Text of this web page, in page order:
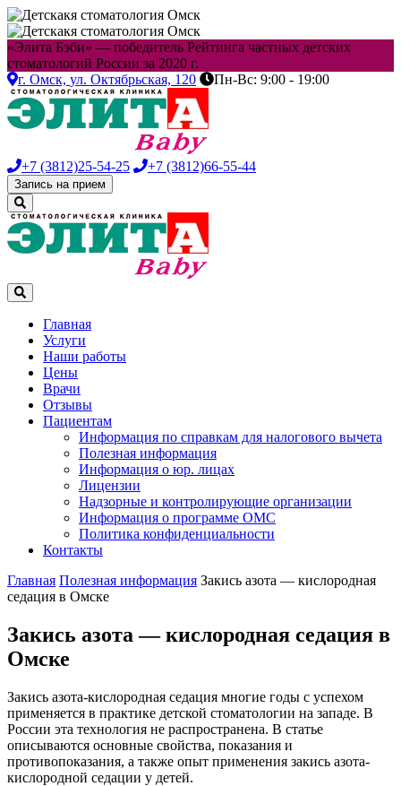
«Элита Бэби» — победитель Рейтинга частных детских
стоматологий России за 2020 г.
г. Омск, ул. Октябрьская, 120 Пн-Вс: 9:00 - 19:00
+7 (3812)25-54-25 +7 (3812)66-55-44
Запись на прием
Главная
Услуги
Наши работы
Цены
Врачи
Отзывы
Пациентам
Информация по справкам для налогового вычета
Полезная информация
Информация о юр. лицах
Лицензии
Надзорные и контролирующие организации
Информация о программе ОМС
Политика конфиденциальности
Контакты
Главная Полезная информация Закись азота — кислородная
седация в Омске
Закись азота — кислородная седация в
Омске
Закись азота-кислородная седация многие годы с успехом
применяется в практике детской стоматологии на западе. В
России эта технология не распространена. В статье
описываются основные свойства, показания и
противопоказания, а также опыт применения закись азота-
кислородной седации у детей.